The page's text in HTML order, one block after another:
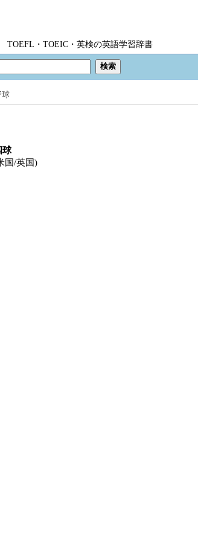
TOEFL・TOEIC・英検の英語学習辞書
球
球
国/英国)